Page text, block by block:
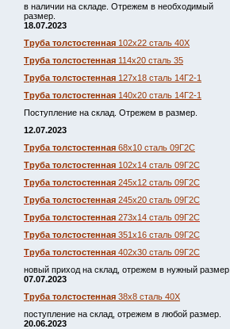
в наличии на складе. Отрежем в необходимый
размер.
18.07.2023
Труба толстостенная 102х22 сталь 40Х
Труба толстостенная 114х20 сталь 35
Труба толстостенная 127х18 сталь 14Г2-1
Труба толстостенная 140х20 сталь 14Г2-1
Поступление на склад. Отрежем в размер.
12.07.2023
Труба толстостенная 68х10 сталь 09Г2С
Труба толстостенная 102х14 сталь 09Г2С
Труба толстостенная 245х12 сталь 09Г2С
Труба толстостенная 245х20 сталь 09Г2С
Труба толстостенная 273х14 сталь 09Г2С
Труба толстостенная 351х16 сталь 09Г2С
Труба толстостенная 402х30 сталь 09Г2С
новый приход на склад, отрежем в нужный размер.
07.07.2023
Труба толстостенная 38х8 сталь 40Х
поступление на склад, отрежем в любой размер.
20.06.2023